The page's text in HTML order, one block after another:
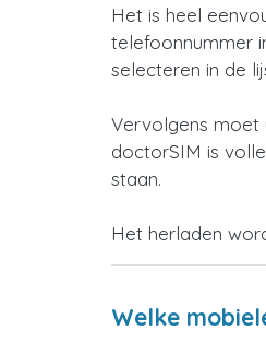
Het is heel
telefoonnummer
selecteren in de
Vervolgens moet
doctorSIM is
staan.
Het herladen
Welke